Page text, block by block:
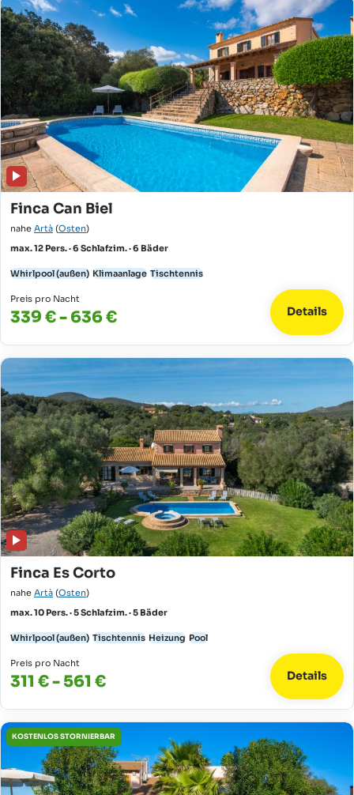
Finca Can Biel
nahe Artà (Osten)
max. 12 Pers. · 6 Schlafzim. · 6 Bäder
Whirlpool (außen) Klimaanlage Tischtennis
Preis pro Nacht
339 € - 636 € Details
Finca Es Corto
nahe Artà (Osten)
max. 10 Pers. · 5 Schlafzim. · 5 Bäder
Whirlpool (außen) Tischtennis Heizung Pool
Preis pro Nacht
311 € - 561 € Details
KOSTENLOS STORNIERBAR